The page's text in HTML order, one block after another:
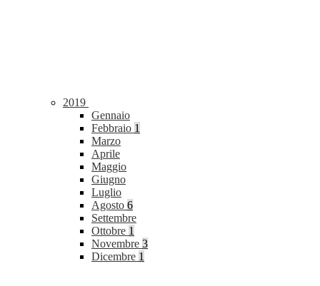
2019
Gennaio
Febbraio 1
Marzo
Aprile
Maggio
Giugno
Luglio
Agosto 6
Settembre
Ottobre 1
Novembre 3
Dicembre 1